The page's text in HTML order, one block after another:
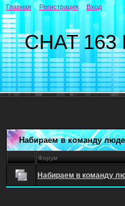
CHAT 163
Главная Регистрация Вход
Набираем в команду
Форум
Набираем в команду